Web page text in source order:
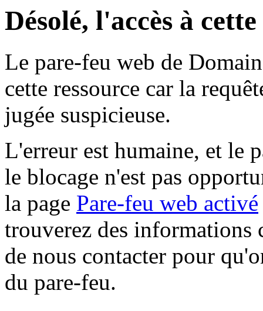
Désolé, l'accès à
Le pare-feu web de
cette ressource car la
jugée suspicieuse.
L'erreur est humaine, et le
le blocage n'est pas
la page Pare-feu web activé
trouverez des informations
de nous contacter pour
du pare-feu.